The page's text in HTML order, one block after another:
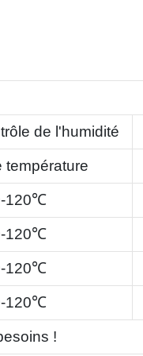
de l'humidité
température
120℃
120℃
120℃
120℃
!